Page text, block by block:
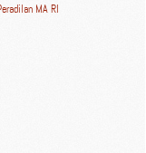
MA RI